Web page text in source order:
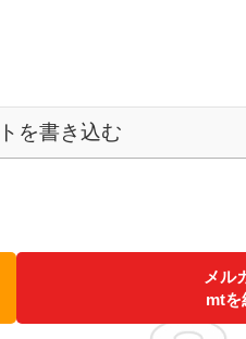
を書き込む
メル
mtを